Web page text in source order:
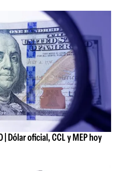
Dólar oficial, CCL y MEP hoy